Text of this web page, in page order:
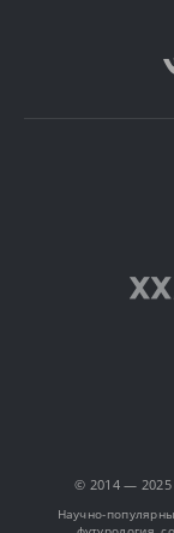
© 2014 —
Научно-